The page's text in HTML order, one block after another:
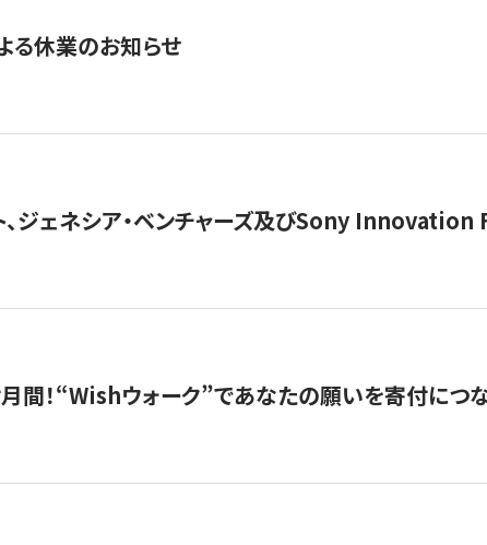
る休業のお知らせ
、ジェネシア・ベンチャーズ及びSony
間！“Wishウォーク”であなたの願いを寄付につ